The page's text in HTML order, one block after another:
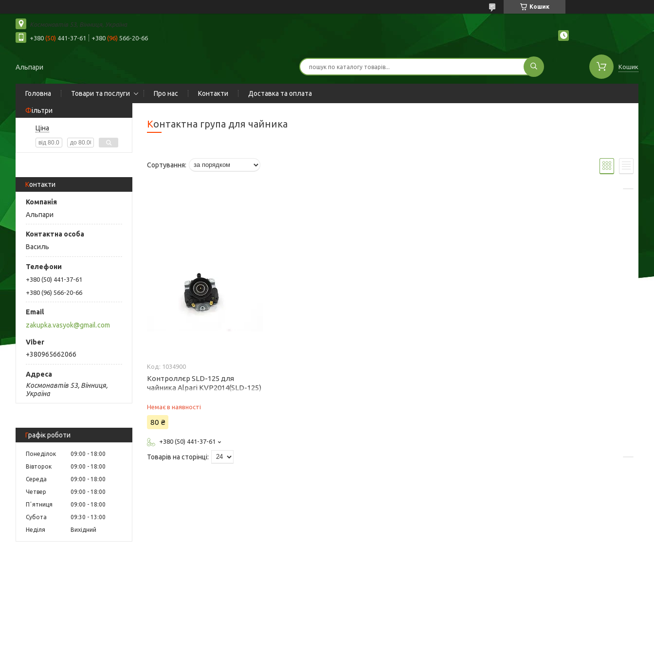
Кошик
Космонавтів 53, Вінниця, Україна
+380 (50) 441-37-61 +380 (96) 566-20-66
Альпари Кошик
Головна Товари та послуги Про нас Контакти Доставка та оплата
Фільтри
Ціна
Контакти
Альпари
Василь
+380 (50) 441-37-61
+380 (96) 566-20-66
zakupka.vasyok@gmail.com
+380965662066
Космонавтів 53, Вінниця,
Україна
Графік роботи
Понеділок 09:00
18:00
Вівторок
09:00
18:00
Середа
09:00
18:00
Четвер
09:00
18:00
Пʼятниця
09:00
18:00
Субота
09:30
13:00
Неділя
Вихідний
Контактна група для чайника
1034900
Контроллєр SLD-125 для
чайника Alpari KVP2014(SLD-125)
Немає в наявності
80 ₴
+380 (50) 441-37-61